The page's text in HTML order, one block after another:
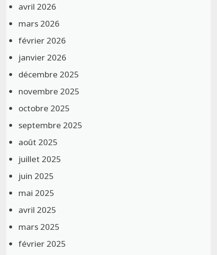
avril 2026
mars 2026
février 2026
janvier 2026
décembre 2025
novembre 2025
octobre 2025
septembre 2025
août 2025
juillet 2025
juin 2025
mai 2025
avril 2025
mars 2025
février 2025